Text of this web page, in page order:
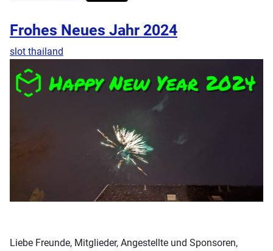
Frohes Neues Jahr 2024
slot thailand
Liebe Freunde, Mitglieder, Angestellte und Sponsoren,